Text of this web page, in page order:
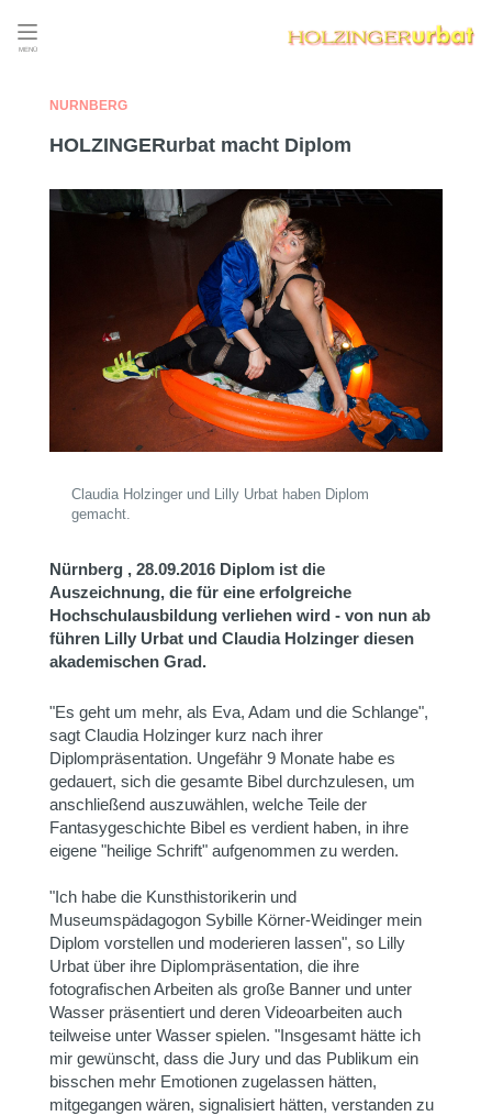
MENÜ
NÜRNBERG
HOLZINGERurbat macht Diplom
Claudia Holzinger und Lilly Urbat haben Diplom
gemacht.
Nürnberg , 28.09.2016 Diplom ist die
Auszeichnung, die für eine erfolgreiche
Hochschulausbildung verliehen wird - von nun ab
führen Lilly Urbat und Claudia Holzinger diesen
akademischen Grad.
"Es geht um mehr, als Eva, Adam und die Schlange",
sagt Claudia Holzinger kurz nach ihrer
Diplompräsentation. Ungefähr 9 Monate habe es
gedauert, sich die gesamte Bibel durchzulesen, um
anschließend auszuwählen, welche Teile der
Fantasygeschichte Bibel es verdient haben, in ihre
eigene "heilige Schrift" aufgenommen zu werden.
"Ich habe die Kunsthistorikerin und
Museumspädagogon Sybille Körner-Weidinger mein
Diplom vorstellen und moderieren lassen", so Lilly
Urbat über ihre Diplompräsentation, die ihre
fotografischen Arbeiten als große Banner und unter
Wasser präsentiert und deren Videoarbeiten auch
teilweise unter Wasser spielen. "Insgesamt hätte ich
mir gewünscht, dass die Jury und das Publikum ein
bisschen mehr Emotionen zugelassen hätten,
mitgegangen wären, signalisiert hätten, verstanden zu